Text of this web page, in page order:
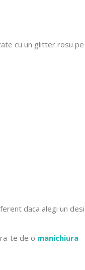
cu un glitter rosu pe
daca alegi un
te de o manichiura